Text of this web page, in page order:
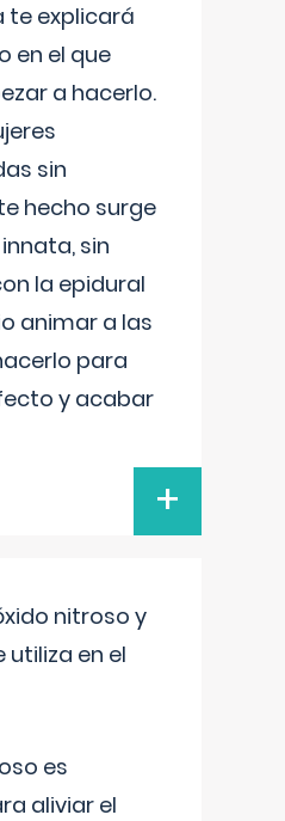
te explicará
en el que
a hacerlo.
sin
hecho surge
sin
la epidural
animar a las
para
y acabar
+
nitroso y
utiliza en el
es
aliviar el